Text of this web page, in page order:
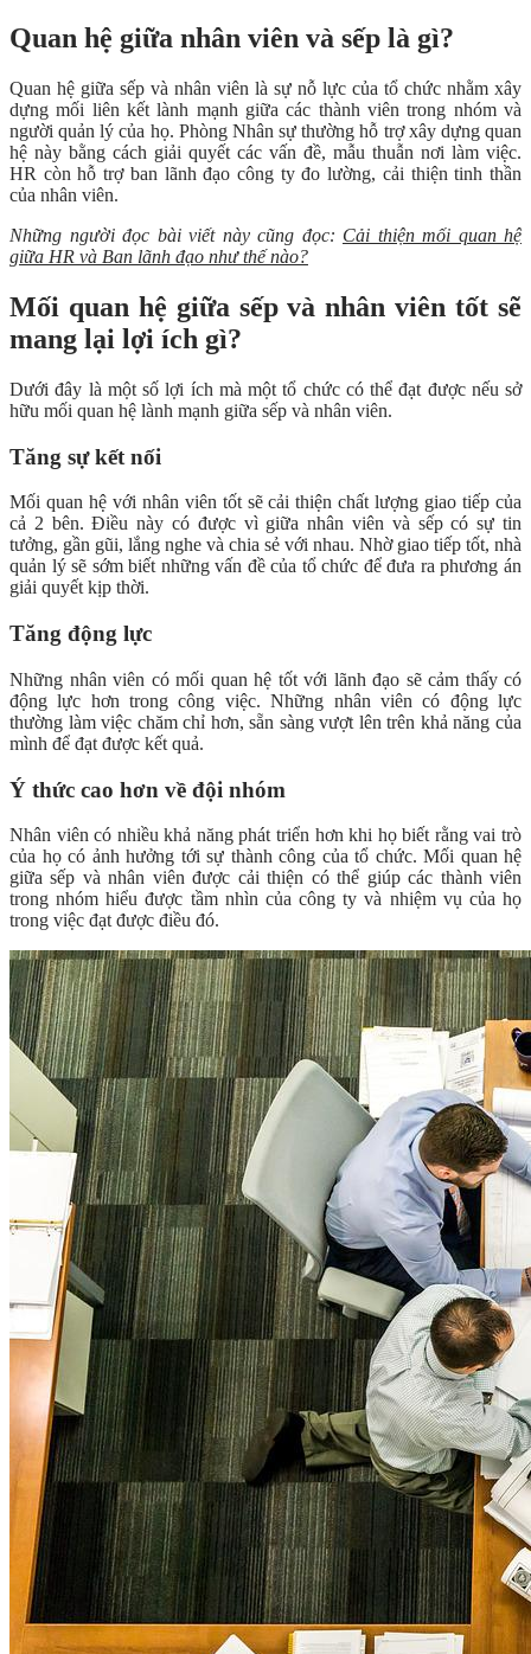
Quan hệ giữa nhân viên và sếp là gì?
Quan hệ giữa sếp và nhân viên là sự nỗ lực của tổ chức nhằm xây
dựng mối liên kết lành mạnh giữa các thành viên trong nhóm và
người quản lý của họ. Phòng Nhân sự thường hỗ trợ xây dựng quan
hệ này bằng cách giải quyết các vấn đề, mẫu thuẫn nơi làm việc.
HR còn hỗ trợ ban lãnh đạo công ty đo lường, cải thiện tinh thần
của nhân viên.
Những người đọc bài viết này cũng đọc: Cải thiện mối quan hệ
giữa HR và Ban lãnh đạo như thế nào?
Mối quan hệ giữa sếp và nhân viên tốt sẽ
mang lại lợi ích gì?
Dưới đây là một số lợi ích mà một tổ chức có thể đạt được nếu sở
hữu mối quan hệ lành mạnh giữa sếp và nhân viên.
Tăng sự kết nối
Mối quan hệ với nhân viên tốt sẽ cải thiện chất lượng giao tiếp của
cả 2 bên. Điều này có được vì giữa nhân viên và sếp có sự tin
tưởng, gần gũi, lắng nghe và chia sẻ với nhau. Nhờ giao tiếp tốt, nhà
quản lý sẽ sớm biết những vấn đề của tổ chức để đưa ra phương án
giải quyết kịp thời.
Tăng động lực
Những nhân viên có mối quan hệ tốt với lãnh đạo sẽ cảm thấy có
động lực hơn trong công việc. Những nhân viên có động lực
thường làm việc chăm chỉ hơn, sẵn sàng vượt lên trên khả năng của
mình để đạt được kết quả.
Ý thức cao hơn về đội nhóm
Nhân viên có nhiều khả năng phát triển hơn khi họ biết rằng vai trò
của họ có ảnh hưởng tới sự thành công của tổ chức. Mối quan hệ
giữa sếp và nhân viên được cải thiện có thể giúp các thành viên
trong nhóm hiểu được tầm nhìn của công ty và nhiệm vụ của họ
trong việc đạt được điều đó.